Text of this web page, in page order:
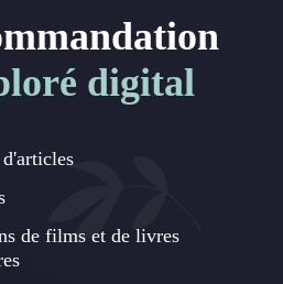
digital
de films et de livres